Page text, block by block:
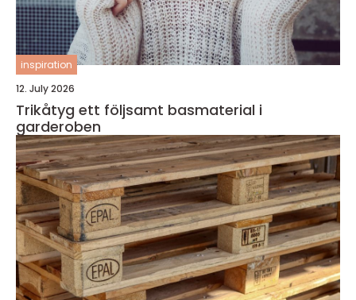
inspiration
12. July 2026
Trikåtyg ett följsamt basmaterial i
garderoben